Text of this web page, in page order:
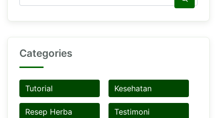
Categories
Tutorial Kesehatan
Resep Herba Testimoni